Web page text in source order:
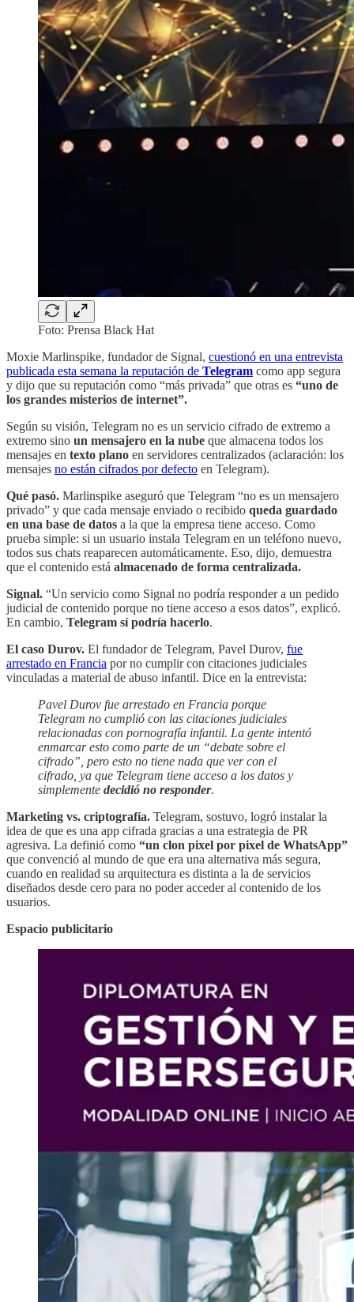
Foto: Prensa Black Hat
Moxie Marlinspike, fundador de Signal, cuestionó en una entrevista
publicada esta semana la reputación de Telegram como app segura
y dijo que su reputación como “más privada” que otras es “uno de
los grandes misterios de internet”.
Según su visión, Telegram no es un servicio cifrado de extremo a
extremo sino un mensajero en la nube que almacena todos los
mensajes en texto plano en servidores centralizados (aclaración: los
mensajes no están cifrados por defecto en Telegram).
Qué pasó. Marlinspike aseguró que Telegram “no es un mensajero
privado” y que cada mensaje enviado o recibido queda guardado
en una base de datos a la que la empresa tiene acceso. Como
prueba simple: si un usuario instala Telegram en un teléfono nuevo,
todos sus chats reaparecen automáticamente. Eso, dijo, demuestra
que el contenido está almacenado de forma centralizada.
Signal. “Un servicio como Signal no podría responder a un pedido
judicial de contenido porque no tiene acceso a esos datos”, explicó.
En cambio, Telegram sí podría hacerlo.
El caso Durov. El fundador de Telegram, Pavel Durov, fue
arrestado en Francia por no cumplir con citaciones judiciales
vinculadas a material de abuso infantil. Dice en la entrevista:
Pavel Durov fue arrestado en Francia porque
Telegram no cumplió con las citaciones judiciales
relacionadas con pornografía infantil. La gente intentó
enmarcar esto como parte de un “debate sobre el
cifrado”, pero esto no tiene nada que ver con el
cifrado, ya que Telegram tiene acceso a los datos y
simplemente decidió no responder.
Marketing vs. criptografía. Telegram, sostuvo, logró instalar la
idea de que es una app cifrada gracias a una estrategia de PR
agresiva. La definió como “un clon pixel por pixel de WhatsApp”
que convenció al mundo de que era una alternativa más segura,
cuando en realidad su arquitectura es distinta a la de servicios
diseñados desde cero para no poder acceder al contenido de los
usuarios.
Espacio publicitario